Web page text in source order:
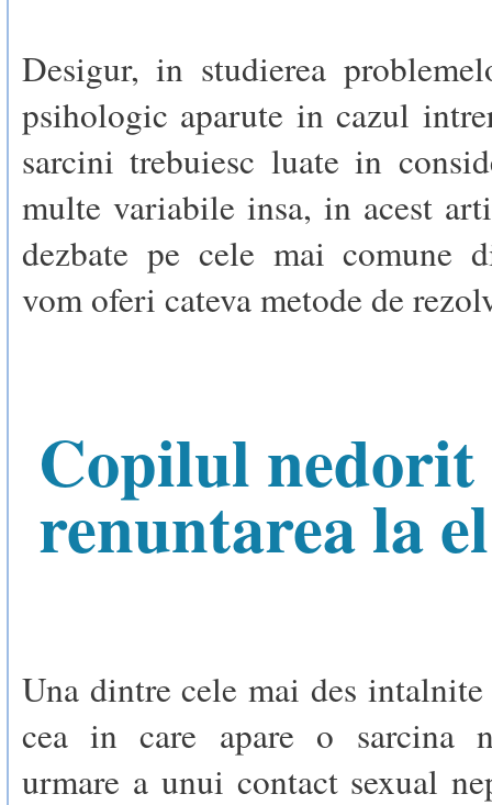
Desigur, in studierea
psihologic aparute in cazul
sarcini trebuiesc luate in
multe variabile insa, in acest
dezbate pe cele mai comune
vom oferi cateva metode de
Copilul nedorit
renuntarea la el
Una dintre cele mai des
cea in care apare o sarcina
urmare a unui contact sexual